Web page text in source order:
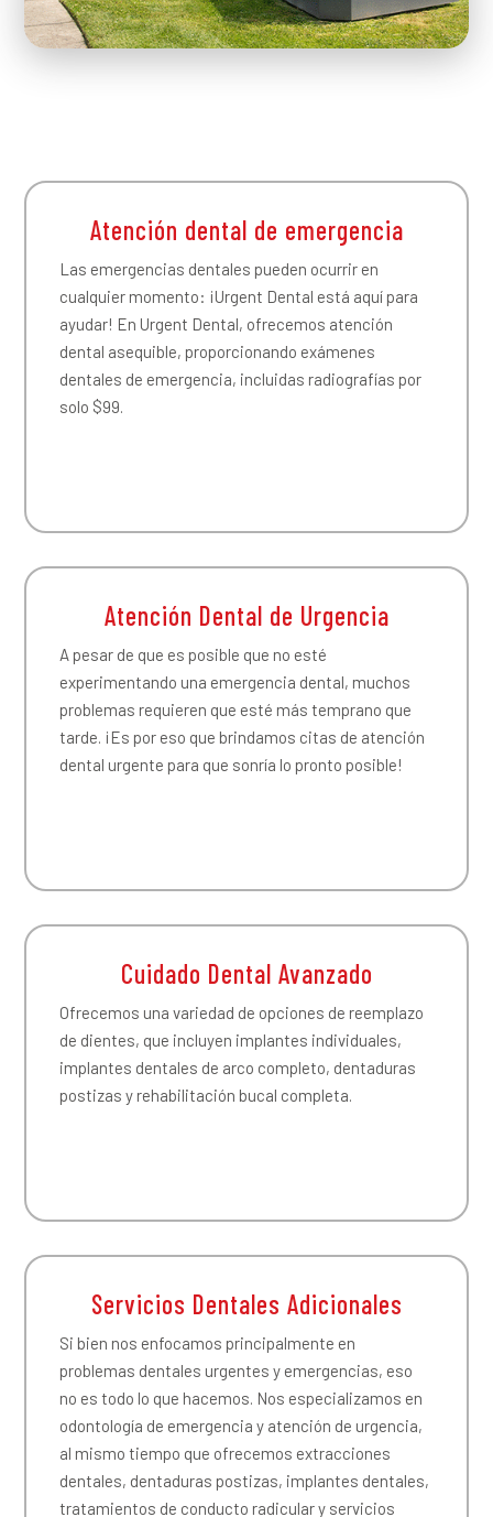
Atención dental de emergencia
Las emergencias dentales pueden ocurrir en
cualquier momento: ¡Urgent Dental está aquí para
ayudar! En Urgent Dental, ofrecemos atención
dental asequible, proporcionando exámenes
dentales de emergencia, incluidas radiografías por
solo $99.
Atención Dental de Urgencia
A pesar de que es posible que no esté
experimentando una emergencia dental, muchos
problemas requieren que esté más temprano que
tarde. ¡Es por eso que brindamos citas de atención
dental urgente para que sonría lo pronto posible!
Cuidado Dental Avanzado
Ofrecemos una variedad de opciones de reemplazo
de dientes, que incluyen implantes individuales,
implantes dentales de arco completo, dentaduras
postizas y rehabilitación bucal completa.
Servicios Dentales Adicionales
Si bien nos enfocamos principalmente en
problemas dentales urgentes y emergencias, eso
no es todo lo que hacemos. Nos especializamos en
odontología de emergencia y atención de urgencia,
al mismo tiempo que ofrecemos extracciones
dentales, dentaduras postizas, implantes dentales,
tratamientos de conducto radicular y servicios